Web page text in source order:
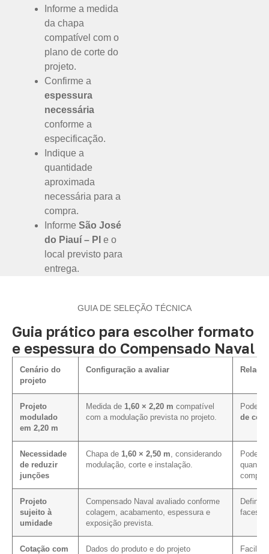
Informe a medida
da chapa
compatível com o
plano de corte do
projeto.
Confirme a
espessura
necessária
conforme a
especificação.
Indique a
quantidade
aproximada
necessária para a
compra.
Informe São José
do Piauí – PI e o
local previsto para
entrega.
GUIA DE SELEÇÃO TÉCNICA
Guia prático para escolher formato
e espessura do Compensado Naval
Cenário do
projeto
Configuração a avaliar
Projeto
modulado
em 2,20 m
Medida de 1,60 × 2,20 m compatível
com a modulação prevista no projeto.
Pode
de
Necessidade
de reduzir
junções
Chapa de 1,60 × 2,50 m , considerando
modulação, corte e instalação.
Pode
quando
Projeto
sujeito à
umidade
Compensado Naval avaliado conforme
colagem, acabamento, espessura e
exposição prevista.
Define
faces,
Cotação com
Dados do produto e do projeto
Facilita